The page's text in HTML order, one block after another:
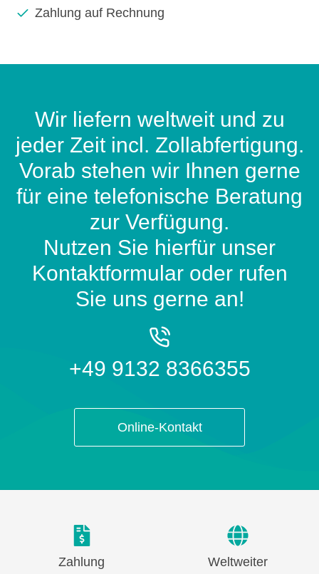
Zahlung auf Rechnung
Wir liefern weltweit und zu
jeder Zeit incl. Zollabfertigung.
Vorab stehen wir Ihnen gerne
für eine telefonische Beratung
zur Verfügung.
Nutzen Sie hierfür unser
Kontaktformular oder rufen
Sie uns gerne an!
+49 9132 8366355
Online-Kontakt
Zahlung
Weltweiter